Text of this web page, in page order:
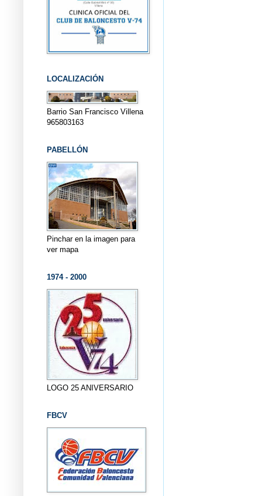
LOCALIZACIÓN
Barrio San Francisco Villena
965803163
PABELLÓN
Pinchar en la imagen para
ver mapa
1974 - 2000
LOGO 25 ANIVERSARIO
FBCV